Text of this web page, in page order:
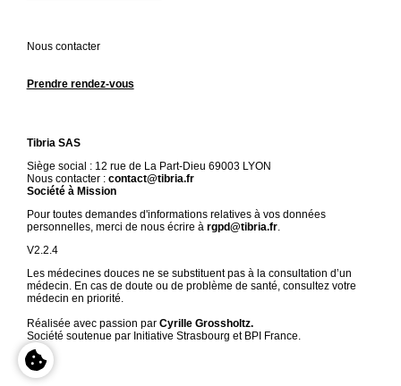
Nous contacter
Prendre rendez-vous
Tibria SAS
Siège social : 12 rue de La Part-Dieu 69003 LYON
Nous contacter : contact@tibria.fr
Société à Mission
Pour toutes demandes d'informations relatives à vos données
personnelles, merci de nous écrire à rgpd@tibria.fr.
V2.2.4
Les médecines douces ne se substituent pas à la consultation d’un
médecin. En cas de doute ou de problème de santé, consultez votre
médecin en priorité.
Réalisée avec passion par Cyrille Grossholtz.
Société soutenue par Initiative Strasbourg et BPI France.